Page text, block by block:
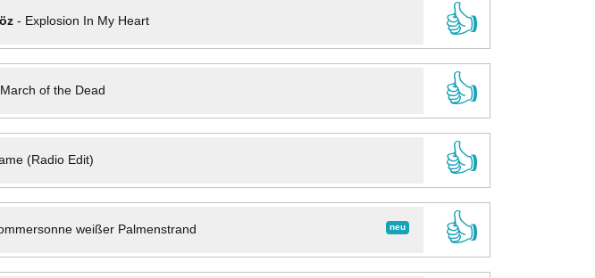
- Explosion In My Heart
👍
March of the Dead
👍
(Radio Edit)
👍
neu
weißer Palmenstrand
👍